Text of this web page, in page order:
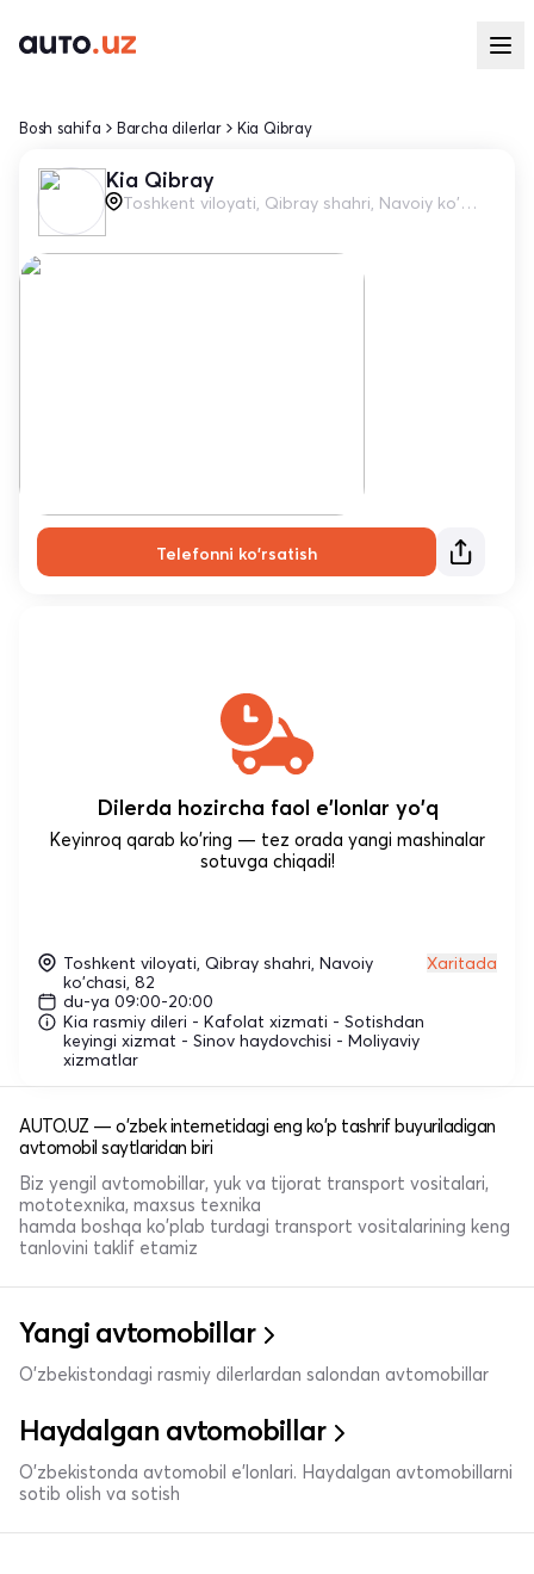
Bosh sahifa Barcha dilerlar Kia Qibray
Kia Qibray
Toshkent viloyati, Qibray shahri, Navoiy ko'chasi, 82
Telefonni ko'rsatish
Xaritada
Toshkent viloyati, Qibray shahri, Navoiy
ko'chasi, 82
du-ya 09:00-20:00
Kia rasmiy dileri - Kafolat xizmati - Sotishdan
keyingi xizmat - Sinov haydovchisi - Moliyaviy
xizmatlar
Dilerda hozircha faol e'lonlar yo'q
Keyinroq qarab ko'ring — tez orada yangi mashinalar
sotuvga chiqadi!
AUTO.UZ — o'zbek internetidagi eng ko'p tashrif buyuriladigan
avtomobil saytlaridan biri
Biz yengil avtomobillar, yuk va tijorat transport vositalari,
mototexnika, maxsus texnika
hamda boshqa ko'plab turdagi transport vositalarining keng
tanlovini taklif etamiz
Yangi avtomobillar
O'zbekistondagi rasmiy dilerlardan salondan avtomobillar
Haydalgan avtomobillar
O'zbekistonda avtomobil e’lonlari. Haydalgan avtomobillarni
sotib olish va sotish